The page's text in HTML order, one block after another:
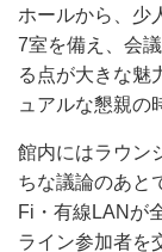
ホールから、少
7室を備え、会
る点が大きな魅
ュアルな懇親の
館内にはラウン
ちな議論のあと
Fi・有線LANが
ライン参加者を